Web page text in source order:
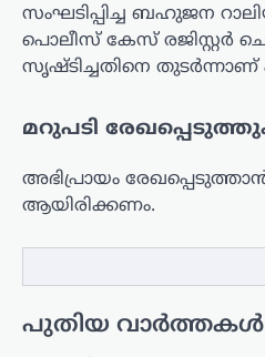
സംഘടിപ്പിച്ച ബഹുജന
പൊലീസ് കേസ് രജിസ്റ്റർ
സൃഷ്ടിച്ചതിനെ
മറുപടി
അഭിപ്രായം
ആയിരിക്കണം.
പുതിയ വാർത്തകൾ